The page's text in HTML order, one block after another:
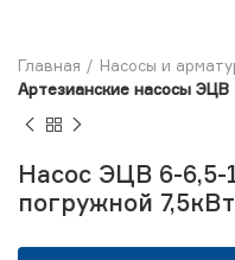
Главная Насосы и
Артезианские насосы ЭЦВ
Насос ЭЦВ 6-6,5-
погружной 7,5кВт